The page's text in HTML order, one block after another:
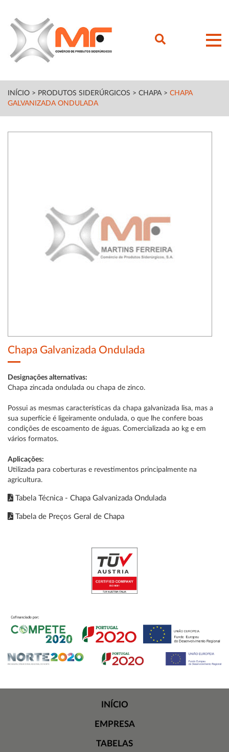
INÍCIO > PRODUTOS SIDERÚRGICOS > CHAPA> CHAPA
GALVANIZADA ONDULADA
Chapa Galvanizada Ondulada
Designações alternativas:
Chapa zincada ondulada ou chapa de zinco.
Possui as mesmas características da chapa galvanizada lisa, mas a
sua superfície é ligeiramente ondulada, o que lhe confere boas
condições de escoamento de águas. Comercializada ao kg e em
vários formatos.
Aplicações:
Utilizada para coberturas e revestimentos principalmente na
agricultura.
Tabela Técnica - Chapa Galvanizada Ondulada
Tabela de Preços Geral de Chapa
INÍCIO
EMPRESA
TABELAS